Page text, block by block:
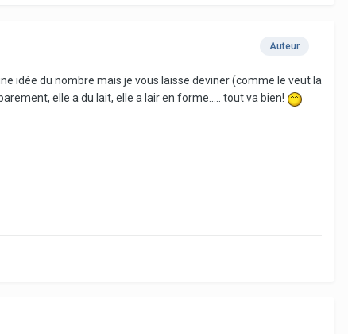
Auteur
idée du nombre mais je vous laisse deviner (comme le veut la
elle a du lait, elle a lair en forme..... tout va bien!